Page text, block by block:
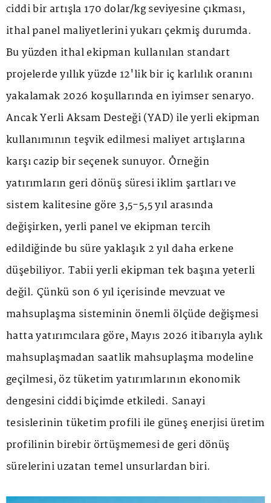
ciddi bir artışla 170 dolar/kg seviyesine çıkması,
ithal panel maliyetlerini yukarı çekmiş durumda.
Bu yüzden ithal ekipman kullanılan standart
projelerde yıllık yüzde 12'lik bir iç karlılık oranını
yakalamak 2026 koşullarında en iyimser senaryo.
Ancak Yerli Aksam Desteği (YAD) ile yerli ekipman
kullanımının teşvik edilmesi maliyet artışlarına
karşı cazip bir seçenek sunuyor. Örneğin
yatırımların geri dönüş süresi iklim şartları ve
sistem kalitesine göre 3,5-5,5 yıl arasında
değişirken, yerli panel ve ekipman tercih
edildiğinde bu süre yaklaşık 2 yıl daha erkene
düşebiliyor. Tabii yerli ekipman tek başına yeterli
değil. Çünkü son 6 yıl içerisinde mevzuat ve
mahsuplaşma sisteminin önemli ölçüde değişmesi
hatta yatırımcılara göre, Mayıs 2026 itibarıyla aylık
mahsuplaşmadan saatlik mahsuplaşma modeline
geçilmesi, öz tüketim yatırımlarının ekonomik
dengesini ciddi biçimde etkiledi. Sanayi
tesislerinin tüketim profili ile güneş enerjisi üretim
profilinin birebir örtüşmemesi de geri dönüş
sürelerini uzatan temel unsurlardan biri.